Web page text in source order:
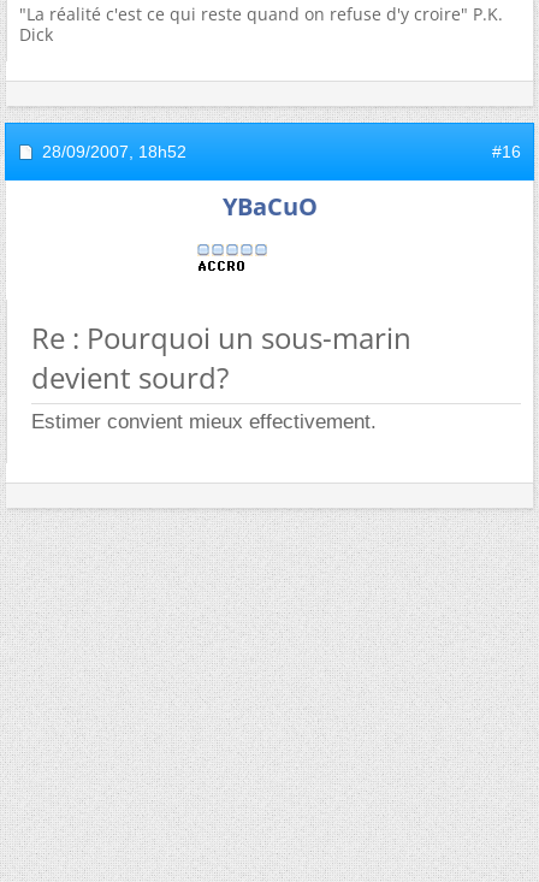
"La réalité c'est ce qui reste quand on refuse d'y croire" P.K.
Dick
28/09/2007, 18h52 #16
YBaCuO
Re : Pourquoi un sous-marin
devient sourd?
Estimer convient mieux effectivement.